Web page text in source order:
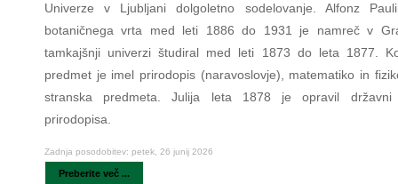
Univerze v Ljubljani dolgoletno sodelovanje. Alfonz
botaničnega vrta med leti 1886 do 1931 je namreč v
tamkajšnji univerzi študiral med leti 1873 do leta 1877.
predmet je imel prirodopis (naravoslovje), matematiko in
stranska predmeta. Julija leta 1878 je opravil
prirodopisa.
Zadnja posodobitev: petek, 26 junij 2026
Preberite več ...